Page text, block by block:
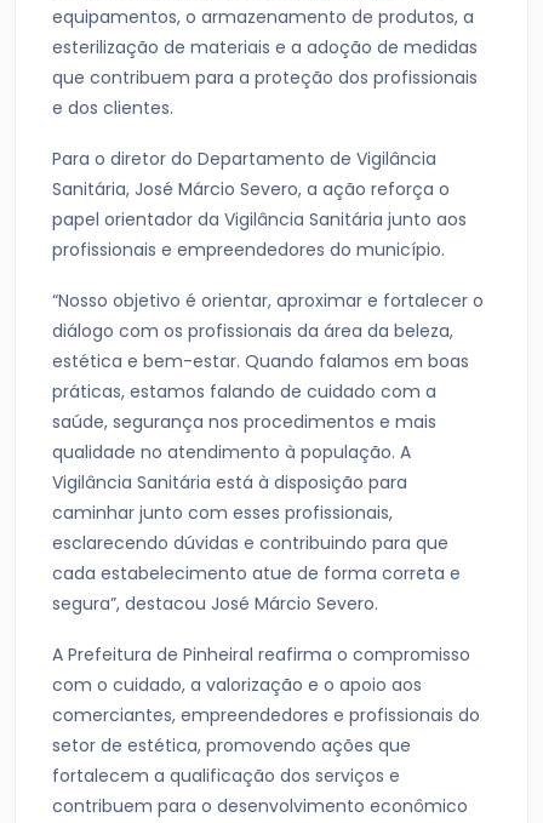
equipamentos, o armazenamento de produtos, a
esterilização de materiais e a adoção de medidas
que contribuem para a proteção dos profissionais
e dos clientes.
Para o diretor do Departamento de Vigilância
Sanitária, José Márcio Severo, a ação reforça o
papel orientador da Vigilância Sanitária junto aos
profissionais e empreendedores do município.
“Nosso objetivo é orientar, aproximar e fortalecer o
diálogo com os profissionais da área da beleza,
estética e bem-estar. Quando falamos em boas
práticas, estamos falando de cuidado com a
saúde, segurança nos procedimentos e mais
qualidade no atendimento à população. A
Vigilância Sanitária está à disposição para
caminhar junto com esses profissionais,
esclarecendo dúvidas e contribuindo para que
cada estabelecimento atue de forma correta e
segura”, destacou José Márcio Severo.
A Prefeitura de Pinheiral reafirma o compromisso
com o cuidado, a valorização e o apoio aos
comerciantes, empreendedores e profissionais do
setor de estética, promovendo ações que
fortalecem a qualificação dos serviços e
contribuem para o desenvolvimento econômico